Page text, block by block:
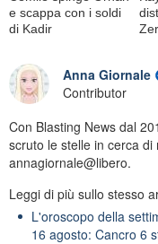
e scappa con i soldi
di Kadir
Anna Giornale
Contributor
Con Blasting News dal
scruto le stelle in cerca
annagiornale@libero.
Leggi di più sullo stesso
L'oroscopo della
16 agosto: Cancro 6